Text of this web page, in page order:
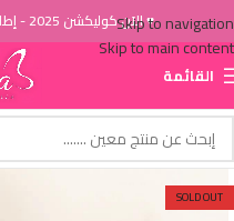
Skip to navigation
Skip to main content
♥ الاَن كوليكشن 2025 - إطلبي أوردركـ والتوصيل لباب البيت ♥
القائمة
SOLD OUT